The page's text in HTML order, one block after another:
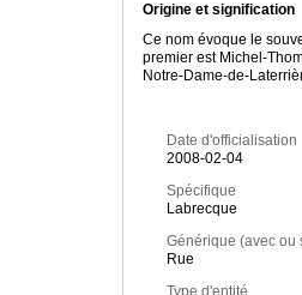
Origine et signification
Ce nom évoque le
premier est Michel-
Notre-Dame-de-
Date d'officialisation
2008-02-04
Spécifique
Labrecque
Générique (avec ou
Rue
Type d'entité